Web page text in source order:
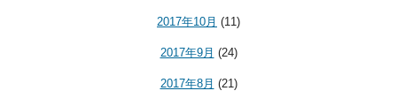
2017年10月 (11)
2017年9月 (24)
2017年8月 (21)